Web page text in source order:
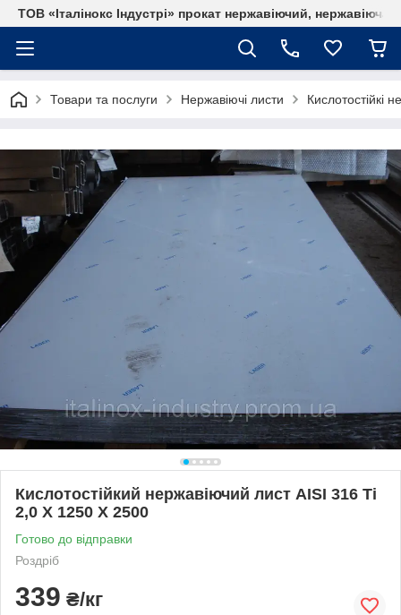
ТОВ «Італінокс Індустрі» прокат нержавіючий, нержавіюча
Товари та послуги Нержавіючі листи Кислотостійкі
Кислотостійкий нержавіючий лист AISI 316 Ti
2,0 Х 1250 Х 2500
Готово до відправки
Роздріб
339 ₴/кг